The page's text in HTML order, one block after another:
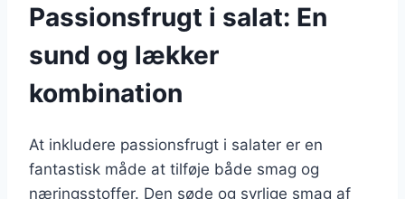
Passionsfrugt i salat: En
sund og lækker
kombination
At inkludere passionsfrugt i salater er en
fantastisk måde at tilføje både smag og
næringsstoffer. Den søde og syrlige smag af